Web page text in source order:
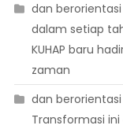
dan
dalam setiap
KUHAP baru
zaman
dan
Transformasi